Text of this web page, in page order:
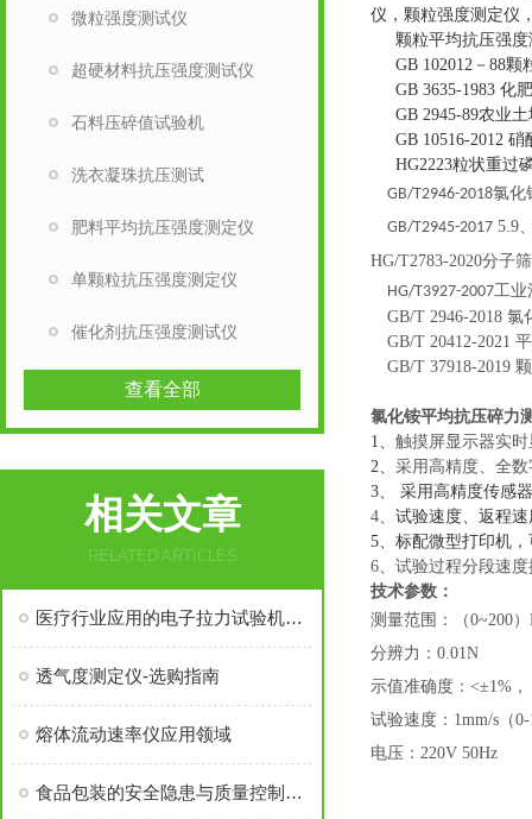
仪，颗粒强度测定仪
颗粒平均抗压强度
GB 102012－88
GB 3635-1983 化
GB 2945-89农业
GB 10516-2012
HG2223粒状重过
GB/T2946-2018氯化
GB/T2945-2017 5.9
HG/T2783-2020分子
HG/T3927-2007工业
GB/T 2946-2018
GB/T 20412-2021
GB/T 37918-2019
氯化铵平均抗压碎力
1、 触摸屏显示器实时
2、 采用高精度、全
3、
采用高精度传感器
4、 试验速度、返程
5、标配微型打印机
6、试验过程分段速
技术参数：
测量范围：（0~200
分辨力： 0.01N
示值准确度： <±1%，
试验速度： 1mm/s（
电压： 220V 50Hz
微粒强度测试仪
超硬材料抗压强度测试仪
石料压碎值试验机
洗衣凝珠抗压测试
肥料平均抗压强度测定仪
单颗粒抗压强度测定仪
催化剂抗压强度测试仪
查看全部
相关文章
RELATED ARTICLES
医疗行业应用的电子拉力试验机分类
透气度测定仪-选购指南
熔体流动速率仪应用领域
食品包装的安全隐患与质量控制（二）